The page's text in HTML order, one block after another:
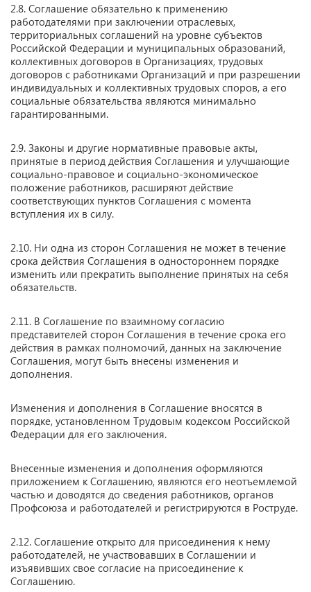
2.8. Соглашение обязательно к применению
работодателями при заключении отраслевых,
территориальных соглашений на уровне субъектов
Российской Федерации и муниципальных образований,
коллективных договоров в Организациях, трудовых
договоров с работниками Организаций и при разрешении
индивидуальных и коллективных трудовых споров, а его
социальные обязательства являются минимально
гарантированными.
2.9. Законы и другие нормативные правовые акты,
принятые в период действия Соглашения и улучшающие
социально-правовое и социально-экономическое
положение работников, расширяют действие
соответствующих пунктов Соглашения с момента
вступления их в силу.
2.10. Ни одна из сторон Соглашения не может в течение
срока действия Соглашения в одностороннем порядке
изменить или прекратить выполнение принятых на себя
обязательств.
2.11. В Соглашение по взаимному согласию
представителей сторон Соглашения в течение срока его
действия в рамках полномочий, данных на заключение
Соглашения, могут быть внесены изменения и
дополнения.
Изменения и дополнения в Соглашение вносятся в
порядке, установленном Трудовым кодексом Российской
Федерации для его заключения.
Внесенные изменения и дополнения оформляются
приложением к Соглашению, являются его неотъемлемой
частью и доводятся до сведения работников, органов
Профсоюза и работодателей и регистрируются в Роструде.
2.12. Соглашение открыто для присоединения к нему
работодателей, не участвовавших в Соглашении и
изъявивших свое согласие на присоединение к
Соглашению.